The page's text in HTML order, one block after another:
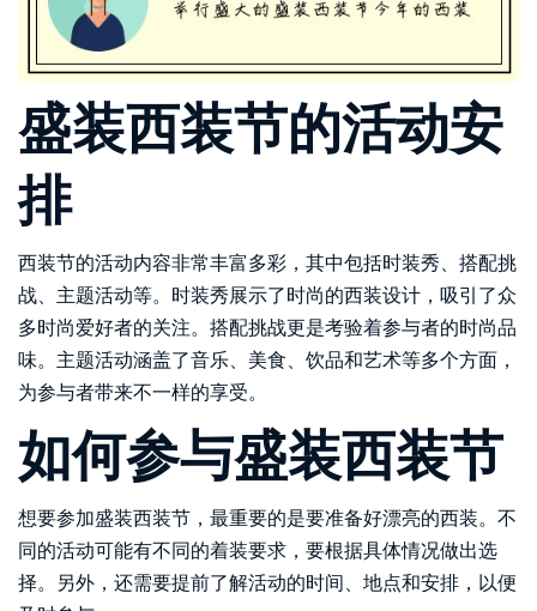
盛装西装节的活动安
排
西装节的活动内容非常丰富多彩，其中包括时装秀、搭配挑
战、主题活动等。时装秀展示了时尚的西装设计，吸引了众
多时尚爱好者的关注。搭配挑战更是考验着参与者的时尚品
味。主题活动涵盖了音乐、美食、饮品和艺术等多个方面，
为参与者带来不一样的享受。
如何参与盛装西装节
想要参加盛装西装节，最重要的是要准备好漂亮的西装。不
同的活动可能有不同的着装要求，要根据具体情况做出选
择。另外，还需要提前了解活动的时间、地点和安排，以便